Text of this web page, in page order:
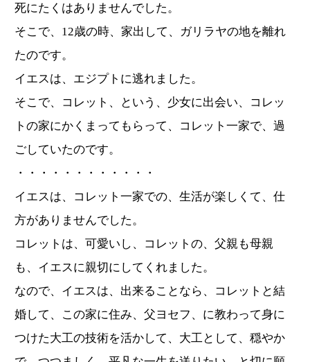
死にたくはありませんでした。
そこで、12歳の時、家出して、ガリラヤの地を離れ
たのです。
イエスは、エジプトに逃れました。
そこで、コレット、という、少女に出会い、コレッ
トの家にかくまってもらって、コレット一家で、過
ごしていたのです。
・・・・・・・・・・・・
イエスは、コレット一家での、生活が楽しくて、仕
方がありませんでした。
コレットは、可愛いし、コレットの、父親も母親
も、イエスに親切にしてくれました。
なので、イエスは、出来ることなら、コレットと結
婚して、この家に住み、父ヨセフ、に教わって身に
つけた大工の技術を活かして、大工として、穏やか